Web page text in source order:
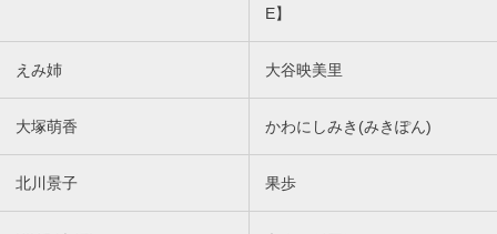
E】
えみ姉 大谷映美里
大塚萌香 かわにしみき(みきぽん)
北川景子 果歩